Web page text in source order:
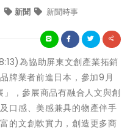
新聞 新聞時事
為協助屏東文創產業拓銷
牌業者前進日本，參加9月
，參展商品有融合人文與創
口感、美感兼具的物產伴手
的文創軟實力，創造更多商